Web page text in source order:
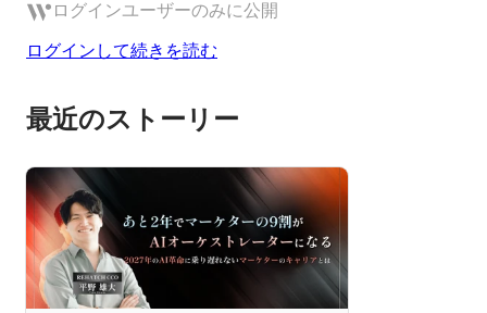
ログインユーザーのみに公開
ログインして続きを読む
最近のストーリー